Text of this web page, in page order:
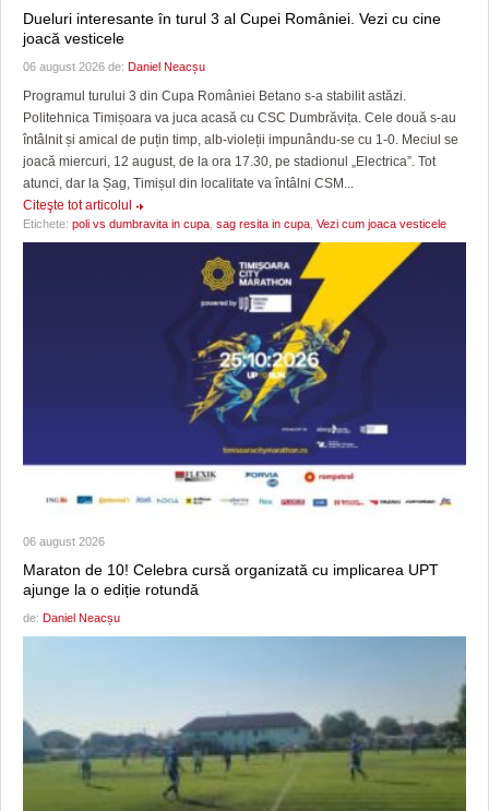
Dueluri interesante în turul 3 al Cupei României. Vezi cu cine
joacă vesticele
06 august 2026 de: Daniel Neacșu
Programul turului 3 din Cupa României Betano s-a stabilit astăzi.
Politehnica Timișoara va juca acasă cu CSC Dumbrăvița. Cele două s-au
întâlnit și amical de puțin timp, alb-violeții impunându-se cu 1-0. Meciul se
joacă miercuri, 12 august, de la ora 17.30, pe stadionul „Electrica”. Tot
atunci, dar la Șag, Timișul din localitate va întâlni CSM...
Citeşte tot articolul
Etichete: poli vs dumbravita in cupa sag resita in cupa Vezi cum joaca vesticele
06 august 2026
Maraton de 10! Celebra cursă organizată cu implicarea UPT
ajunge la o ediție rotundă
de: Daniel Neacșu